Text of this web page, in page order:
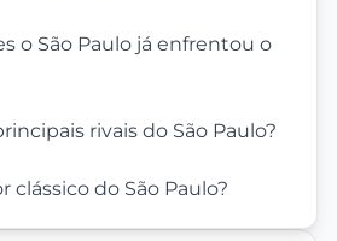
o São Paulo já enfrentou o
rivais do São Paulo?
clássico do São Paulo?